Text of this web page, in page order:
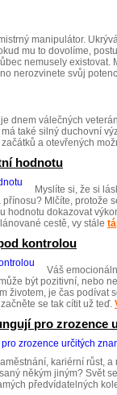
manipulátor.
mu to dovolíme,
nemusely
nerozvinete svůj
dnem válečných
také silný duchovní
a otevřených
hodnotu
Myslíte si, že si
Mlčíte,
hodnotu dokazovat
cestě, vy stále
kontrolou
Váš
být pozitivní, nebo
životem, je čas podívat
se tak cítit už teď.
pro zrozence
kariérní růst,
někým jiným? Svět
předvídatelných